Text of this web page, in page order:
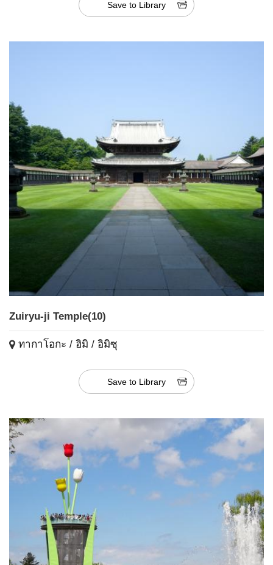
Save to Library
Zuiryu-ji Temple(10)
ทากาโอกะ / ฮิมิ / อิมิซุ
Save to Library